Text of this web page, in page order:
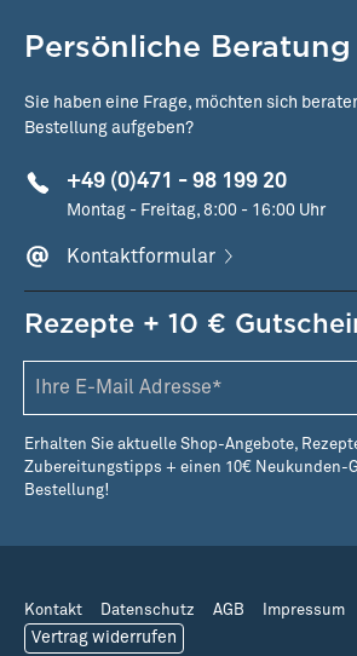
Persönliche Beratung
Sie haben eine Frage, möchten sich
Bestellung aufgeben?
+49 (0)471 - 98 199 20
Montag - Freitag, 8:00 - 16:00 Uhr
Kontaktformular
Rezepte + 10 €
Erhalten Sie aktuelle Shop-Angebote,
Zubereitungstipps + einen 10€ Neukunden-
Bestellung!
Kontakt Datenschutz AGB Impressum
Vertrag widerrufen